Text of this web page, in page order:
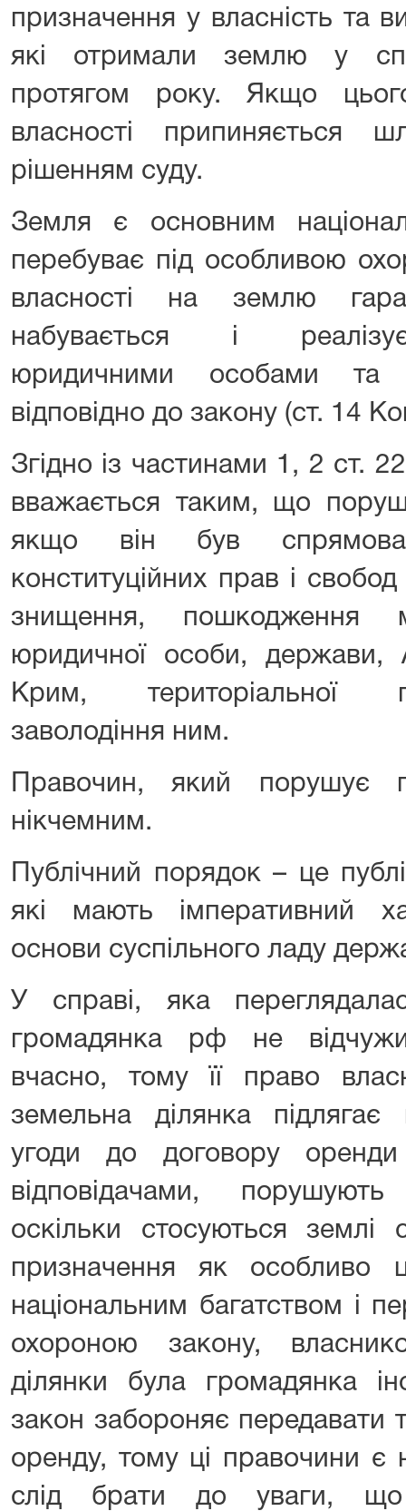
призначення у власність та
які отримали землю у
протягом року. Якщо
власності припиняється
рішенням суду.
Земля є основним
перебуває під особливою
власності на землю
набувається і
юридичними особами та
відповідно до закону (ст. 14
Згідно із частинами 1, 2 ст.
вважається таким, що
якщо він був
конституційних прав і
знищення, пошкодження
юридичної особи, держави,
Крим, територіальної
заволодіння ним.
Правочин, який порушує
нікчемним.
Публічний порядок – це
які мають імперативний
основи суспільного ладу
У справі, яка
громадянка рф не
вчасно, тому її право
земельна ділянка підлягає
угоди до договору
відповідачами,
оскільки стосуються землі
призначення як особливо
національним багатством і
охороною закону,
ділянки була громадянка
закон забороняє передавати
оренду, тому ці правочини
слід брати до уваги,